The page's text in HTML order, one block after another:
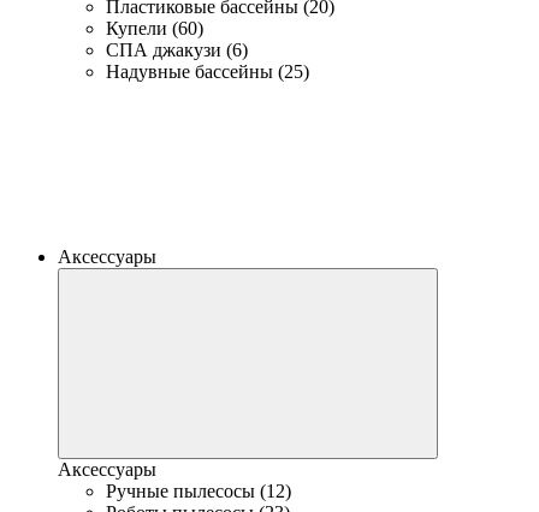
Пластиковые бассейны (20)
Купели (60)
СПА джакузи (6)
Надувные бассейны (25)
Аксессуары
Аксессуары
Ручные пылесосы (12)